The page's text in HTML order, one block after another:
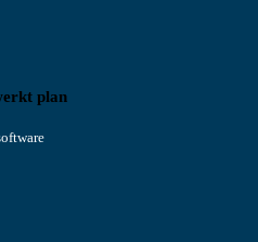
plan